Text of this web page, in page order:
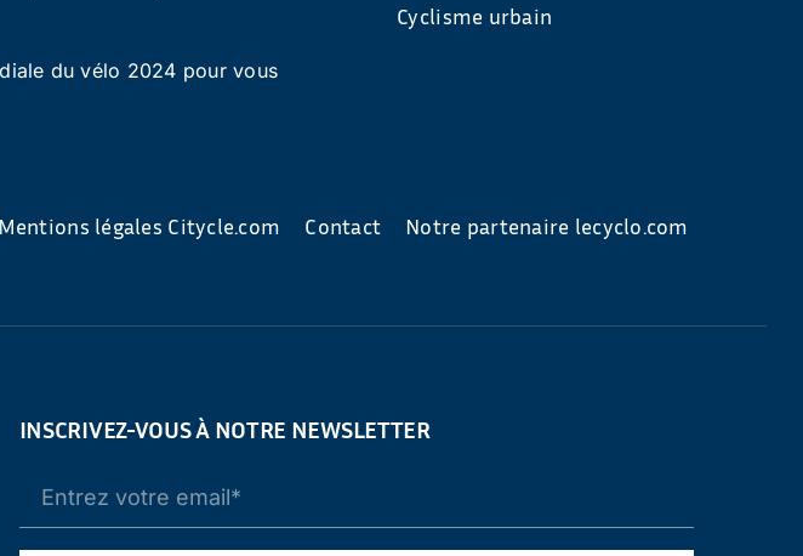
du vélo 2024 pour vous
Cyclisme urbain
Mentions légales Citycle.com Contact Notre partenaire lecyclo.com
INSCRIVEZ-VOUS À NOTRE NEWSLETTER